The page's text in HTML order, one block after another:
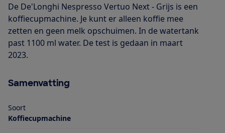
De De'Longhi Nespresso Vertuo Next - Grijs is een
koffiecupmachine. Je kunt er alleen koffie mee
zetten en geen melk opschuimen. In de watertank
past 1100 ml water. De test is gedaan in maart
2023.
Samenvatting
Soort
Koffiecupmachine